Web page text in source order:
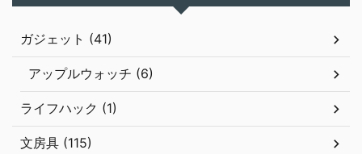
ガジェット (41)
アップルウォッチ (6)
ライフハック (1)
文房具 (115)